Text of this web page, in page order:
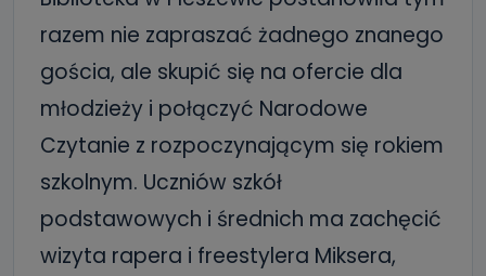
razem nie zapraszać żadnego znanego
gościa, ale skupić się na ofercie dla
młodzieży i połączyć Narodowe
Czytanie z rozpoczynającym się rokiem
szkolnym. Uczniów szkół
podstawowych i średnich ma zachęcić
wizyta rapera i freestylera Miksera,